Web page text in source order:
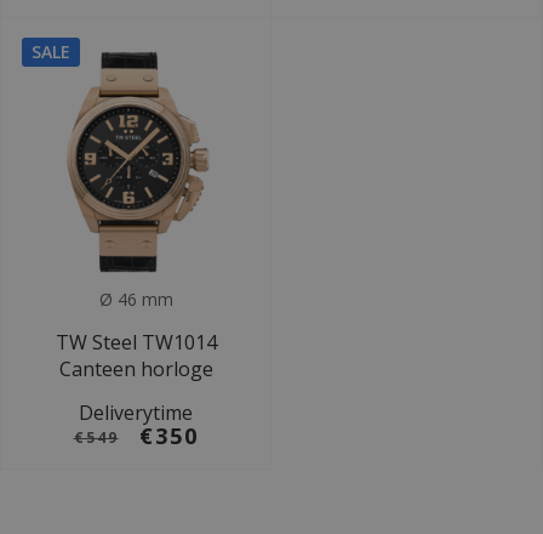
SALE
Ø 46 mm
TW Steel TW1014
Canteen horloge
Deliverytime
€549 €350